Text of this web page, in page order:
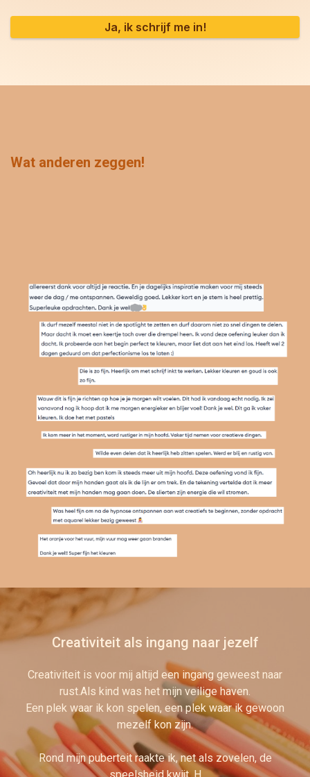
Ja, ik schrijf me in!
Wat anderen zeggen!
Creativiteit als ingang naar jezelf
Creativiteit is voor mij altijd een ingang geweest naar
rust.Als kind was het mijn veilige haven.
Een plek waar ik kon spelen, een plek waar ik gewoon
mezelf kon zijn.
Rond mijn puberteit raakte ik, net als zovelen, de